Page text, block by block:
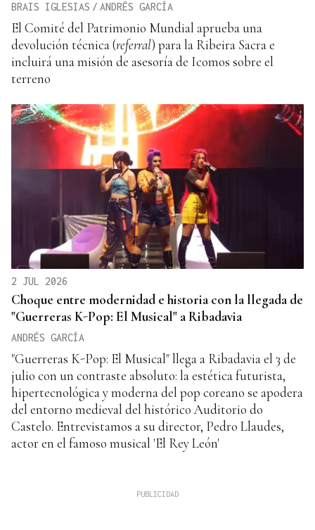
BRAIS IGLESIAS / ANDRÉS GARCÍA
El Comité del Patrimonio Mundial aprueba una
devolución técnica (referral) para la Ribeira Sacra e
incluirá una misión de asesoría de Icomos sobre el
terreno
2 JUL 2026
Choque entre modernidad e historia con la llegada de
"Guerreras K-Pop: El Musical" a Ribadavia
ANDRÉS GARCÍA
"Guerreras K-Pop: El Musical" llega a Ribadavia el 3 de
julio con un contraste absoluto: la estética futurista,
hipertecnológica y moderna del pop coreano se apodera
del entorno medieval del histórico Auditorio do
Castelo. Entrevistamos a su director, Pedro Llaudes,
actor en el famoso musical 'El Rey León'